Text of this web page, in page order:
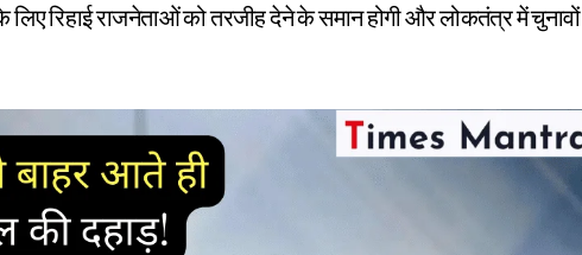
लिए रिहाई राजनेताओं को तरजीह देने के समान होगी और लोकतंत्र में चुनावों